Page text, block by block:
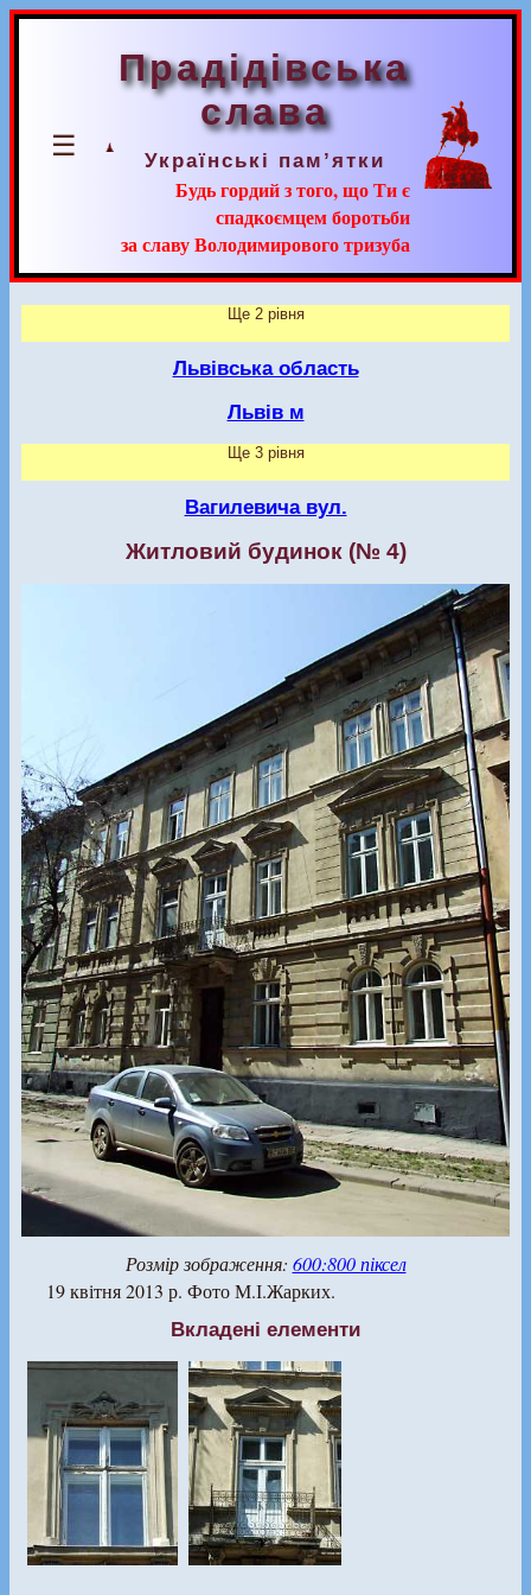
☰
Прадідівська
слава
Українські пам’ятки
Будь гордий з того, що Ти є
спадкоємцем боротьби
за славу Володимирового тризуба
Ще 2 рівня
Львівська область
Львів м
Ще 3 рівня
Вагилевича вул.
Житловий будинок (№ 4)
Розмір зображення: 600:800 піксел
19 квітня 2013 р. Фото М.І.Жарких.
Вкладені елементи